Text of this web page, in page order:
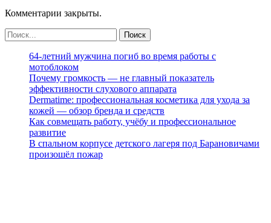
Комментарии закрыты.
64-летний мужчина погиб во время работы с
мотоблоком
Почему громкость — не главный показатель
эффективности слухового аппарата
Dermatime: профессиональная косметика для ухода за
кожей — обзор бренда и средств
Как совмещать работу, учёбу и профессиональное
развитие
В спальном корпусе детского лагеря под Барановичами
произошёл пожар